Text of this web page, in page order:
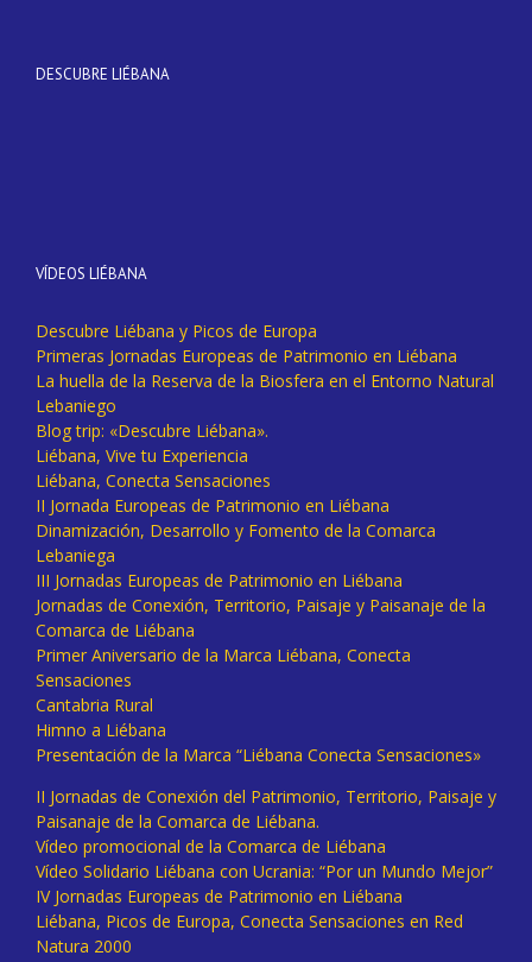
DESCUBRE LIÉBANA
VÍDEOS LIÉBANA
Descubre Liébana y Picos de Europa
Primeras Jornadas Europeas de Patrimonio en Liébana
La huella de la Reserva de la Biosfera en el Entorno Natural
Lebaniego
Blog trip: «Descubre Liébana».
Liébana, Vive tu Experiencia
Liébana, Conecta Sensaciones
II Jornada Europeas de Patrimonio en Liébana
Dinamización, Desarrollo y Fomento de la Comarca
Lebaniega
III Jornadas Europeas de Patrimonio en Liébana
Jornadas de Conexión, Territorio, Paisaje y Paisanaje de la
Comarca de Liébana
Primer Aniversario de la Marca Liébana, Conecta
Sensaciones
Cantabria Rural
Himno a Liébana
Presentación de la Marca “Liébana Conecta Sensaciones»
II Jornadas de Conexión del Patrimonio, Territorio, Paisaje y
Paisanaje de la Comarca de Liébana.
Vídeo promocional de la Comarca de Liébana
Vídeo Solidario Liébana con Ucrania: “Por un Mundo Mejor”
IV Jornadas Europeas de Patrimonio en Liébana
Liébana, Picos de Europa, Conecta Sensaciones en Red
Natura 2000